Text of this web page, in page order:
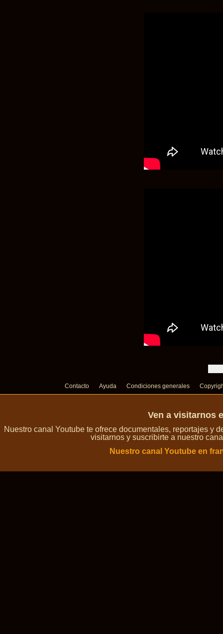
Contacto Ayuda Condiciones generales
Ven a visitarnos
Nuestro canal Youtube te ofrece documentales, reportajes y
visitarnos y suscribirte a nuestro
Nuestro canal Youtube en